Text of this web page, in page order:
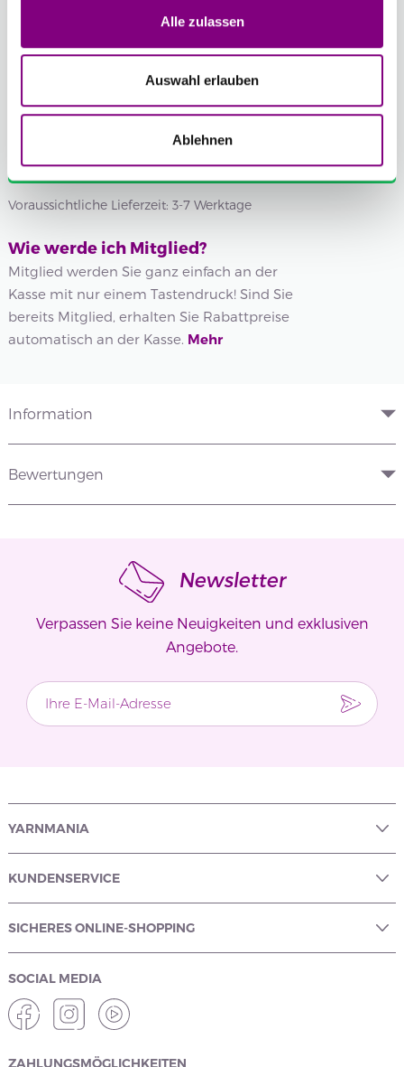
Alle zulassen
Auswahl erlauben
Ablehnen
können Sie diese hier auswählen.
Chargennummer anzeigen
IN DEN WARENKORB
Voraussichtliche Lieferzeit: 3-7 Werktage
Wie werde ich Mitglied?
Mitglied werden Sie ganz einfach an der
Kasse mit nur einem Tastendruck! Sind Sie
bereits Mitglied, erhalten Sie Rabattpreise
automatisch an der Kasse. Mehr
Information
Bewertungen
Newsletter
Verpassen Sie keine Neuigkeiten und exklusiven
Angebote.
YARNMANIA
KUNDENSERVICE
SICHERES ONLINE-SHOPPING
SOCIAL MEDIA
ZAHLUNGSMÖGLICHKEITEN